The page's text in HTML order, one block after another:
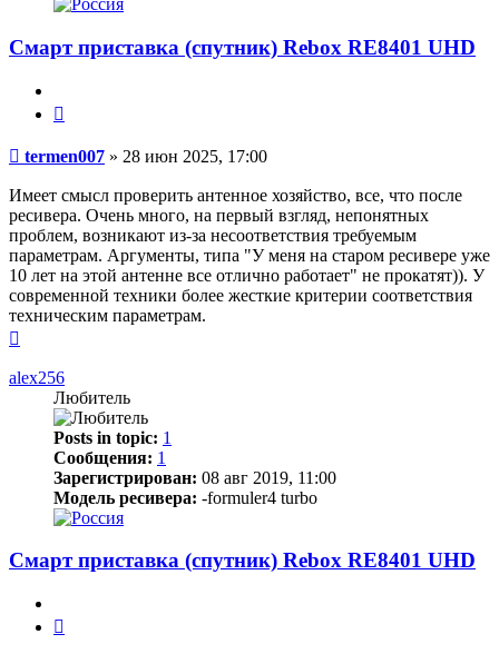
Смарт приставка (спутник) Rebox RE8401 UHD
Сообщение
termen007 » 28 июн 2025, 17:00
Имеет смысл проверить антенное хозяйство, все, что после
ресивера. Очень много, на первый взгляд, непонятных
проблем, возникают из-за несоответствия требуемым
параметрам. Аргументы, типа "У меня на старом ресивере уже
10 лет на этой антенне все отлично работает" не прокатят)). У
современной техники более жесткие критерии соответствия
техническим параметрам.
началу
alex256
Любитель
Posts in topic: 1
Сообщения: 1
Зарегистрирован: 08 авг 2019, 11:00
Модель ресивера: -formuler4 turbo
Смарт приставка (спутник) Rebox RE8401 UHD